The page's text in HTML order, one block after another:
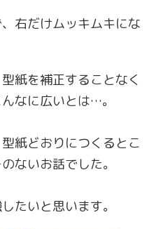
右だけムッキムキにな
紙を補正することなく
なに広いとは…。
紙どおりにつくるとこ
ないお話でした。
たいと思います。